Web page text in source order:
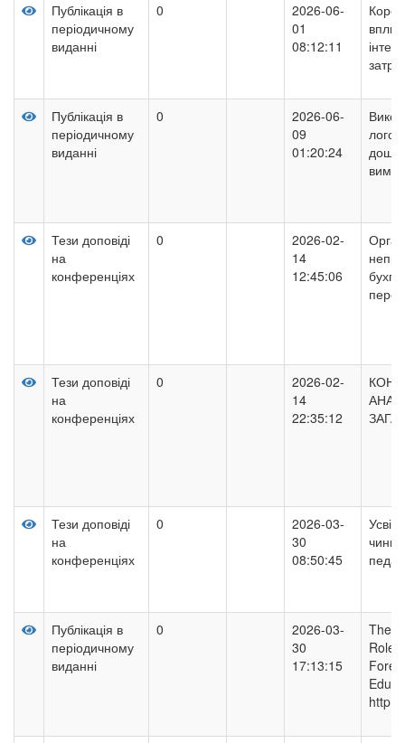
Публікація в
періодичному
виданні
0
2026-06-
01
08:12:11
Публікація в
періодичному
виданні
0
2026-06-
09
01:20:24
Тези доповіді
на
конференціях
0
2026-02-
14
12:45:06
Тези доповіді
на
конференціях
0
2026-02-
14
22:35:12
Тези доповіді
на
конференціях
0
2026-03-
30
08:50:45
Публікація в
періодичному
виданні
0
2026-03-
30
17:13:15
The
Role